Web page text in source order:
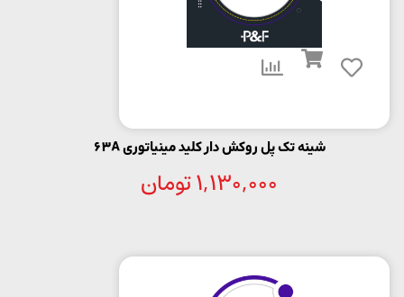
شینه تک پل روکش دار کلید مینیاتوری 63A
1,130,000تومان